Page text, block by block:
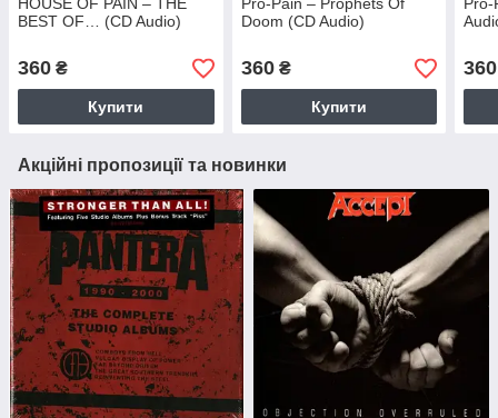
HOUSE OF PAIN – THE
BEST OF… (CD Audio)
360 ₴
Купити
Pro-Pain – Prophets Of
Doom (CD Audio)
360₴
Купити
360
Акційні пропозиції та новинки